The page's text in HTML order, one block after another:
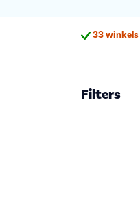
33 winkels
Filters